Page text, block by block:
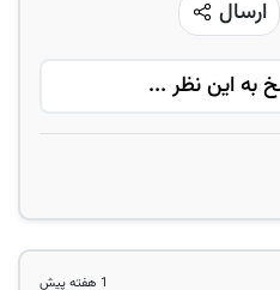
ارسال
1 هفته پیش